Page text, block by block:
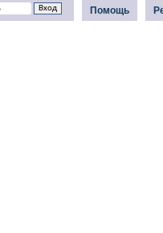
Помощь